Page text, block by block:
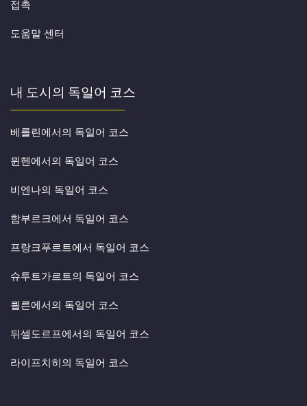
접촉
도움말 센터
내 도시의 독일어 코스
베를린에서의 독일어 코스
뮌헨에서의 독일어 코스
비엔나의 독일어 코스
함부르크에서 독일어 코스
프랑크푸르트에서 독일어 코스
슈투트가르트의 독일어 코스
쾰른에서의 독일어 코스
뒤셀도르프에서의 독일어 코스
라이프치히의 독일어 코스